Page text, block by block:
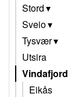
Stord
Sveio
Tysvær
Utsira
Vindafjord
Eikås